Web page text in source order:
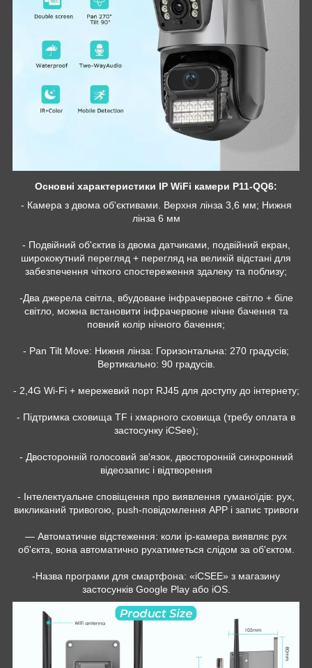
Основні характеристики IP WiFi камери P11-QQ6:
- Камера з двома об'єктивами. Верхня лінза 3,6 мм; Нижня
лінза 6 мм
- Подвійний об'єктив із двома датчиками, подвійний екран,
ширококутний перегляд + перегляд на великій відстані для
забезпечення чіткого спостереження здалеку та поблизу;
-Два джерела світла, вбудоване інфрачервоне світло + біле
світло, можна встановити інфрачервоне нічне бачення та
повний колір нічного бачення;
- Pan Tilt Move: Нижня лінза: Горизонтальна: 270 градусів;
Вертикально: 90 градусів.
- 2,4G Wi-Fi + мережевий порт RJ45 для доступу до інтернету;
- Підтримка сховища TF і хмарного сховища (требу оплата в
застосунку iCSee);
- Двосторонній голосовий зв'язок, двосторонній синхронний
відеозапис і відтворення
- Інтелектуальне сповіщення про виявлення гуманоїдів: рух,
викликаний тривогою, push-повідомлення APP і запис тривоги
— Автоматичне відстеження: коли ip-камера виявляє рух
об'єкта, вона автоматично рухатиметься слідом за об'єктом.
-Назва програми для смартфона: «iCSEE» з магазину
застосунків Google Play або iOS.